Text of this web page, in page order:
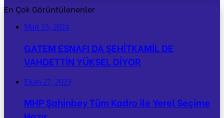
En Çok Görüntülenenler
Mart 13, 2024
GATEM ESNAFI DA ŞEHİTKAMİL DE
VAHDETTİN YÜKSEL DİYOR
Ekim 27, 2023
MHP Şahinbey Tüm Kadro ile Yerel Seçime